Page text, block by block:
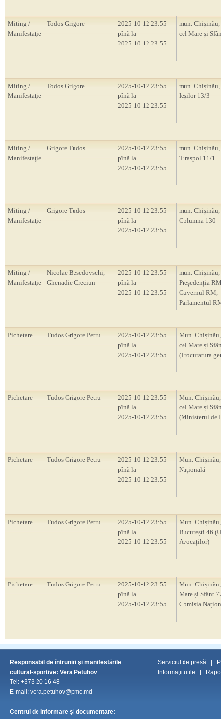
Miting /
Manifestaţie
Todos Grigore
2025-10-12 23:55
pînă la
2025-10-12 23:55
mun. Chișinău,
cel Mare și
Miting /
Manifestaţie
Todos Grigore
2025-10-12 23:55
pînă la
2025-10-12 23:55
mun. Chișinău,
Ieșilor 13/3
Miting /
Manifestaţie
Grigore Tudos
2025-10-12 23:55
pînă la
2025-10-12 23:55
mun. Chișinău,
Tiraspol 11/1
Miting /
Manifestaţie
Grigore Tudos
2025-10-12 23:55
pînă la
2025-10-12 23:55
mun. Chișinău,
Columna 130
Miting /
Manifestaţie
Nicolae Besedovschi,
Ghenadie Creciun
2025-10-12 23:55
pînă la
2025-10-12 23:55
mun. Chișinău,
Președenția
Guvernul RM,
Parlamentul
Pichetare Tudos Grigore Petru
2025-10-12 23:55
pînă la
2025-10-12 23:55
Mun.
cel Mare și
(Procuratura
Pichetare Tudos Grigore Petru
2025-10-12 23:55
pînă la
2025-10-12 23:55
Mun.
cel Mare și
(Ministerul de
Pichetare Tudos Grigore Petru
2025-10-12 23:55
pînă la
2025-10-12 23:55
Mun.
Națională
Pichetare Tudos Grigore Petru
2025-10-12 23:55
pînă la
2025-10-12 23:55
Mun. Chișinău,
București 46
Avocaților)
Pichetare Tudos Grigore Petru
2025-10-12 23:55
pînă la
2025-10-12 23:55
Mun.
Mare și Sfânt
Comisia
Responsabil de întruniri şi manifestările
cultural-sportive: Vera Petuhov
Tel: +373 20 16 48
E-mail: vera.petuhov@pmc.md
Centrul de informare şi documentare:
Serviciul de presă
Informaţii utile